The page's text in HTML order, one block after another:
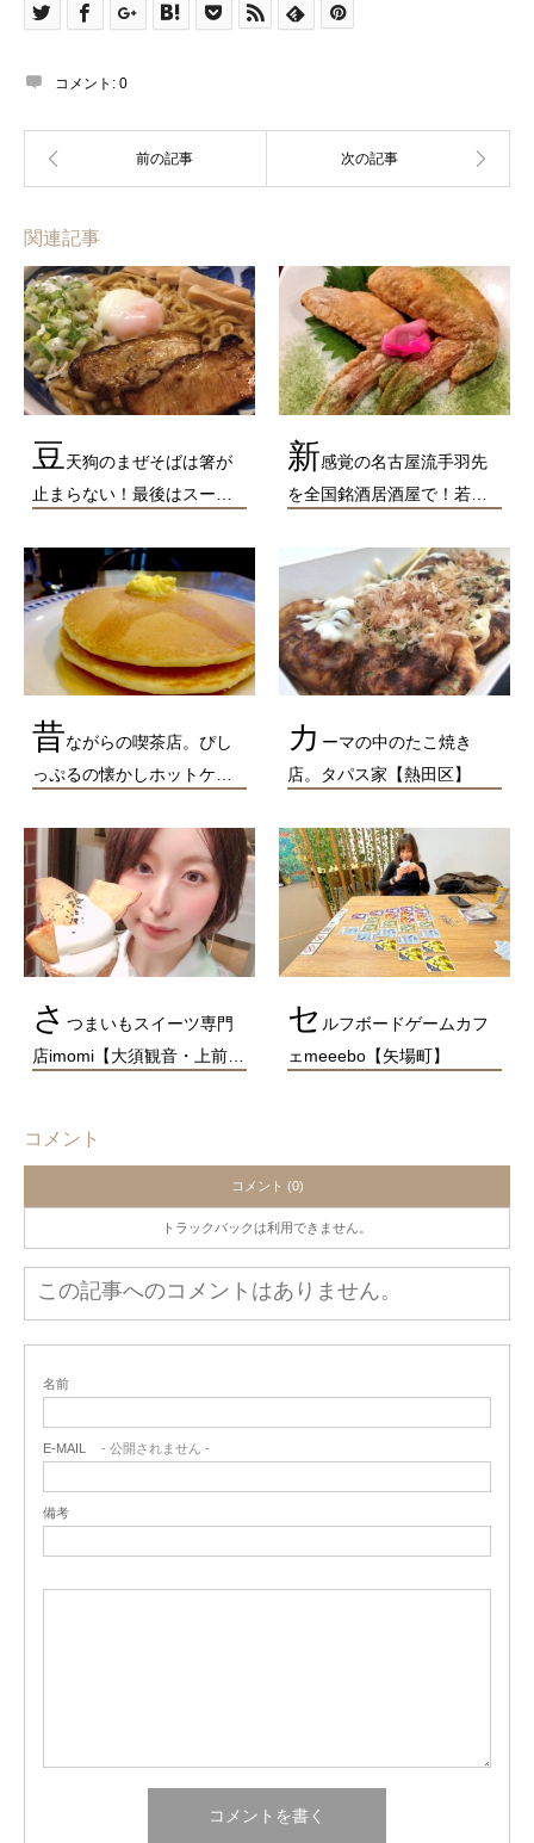
コメント: 0
関連記事
豆 天狗のまぜそばは箸が
止まらない！最後はスー…
新感覚の名古屋流手羽先
を全国銘酒居酒屋で！若…
昔ながらの喫茶店。ぴし
っぷるの懐かしホットケ…
カ ーマの中のたこ焼き
店。タパス家【熱田区】
さ つまいもスイーツ専門
店imomi【大須観音・上前…
セ ルフボードゲームカフ
ェmeeebo【矢場町】
コメント
コメント (0)
トラックバックは利用できません。
この記事へのコメントはありません。
名前
E-MAIL - 公開されません -
備考